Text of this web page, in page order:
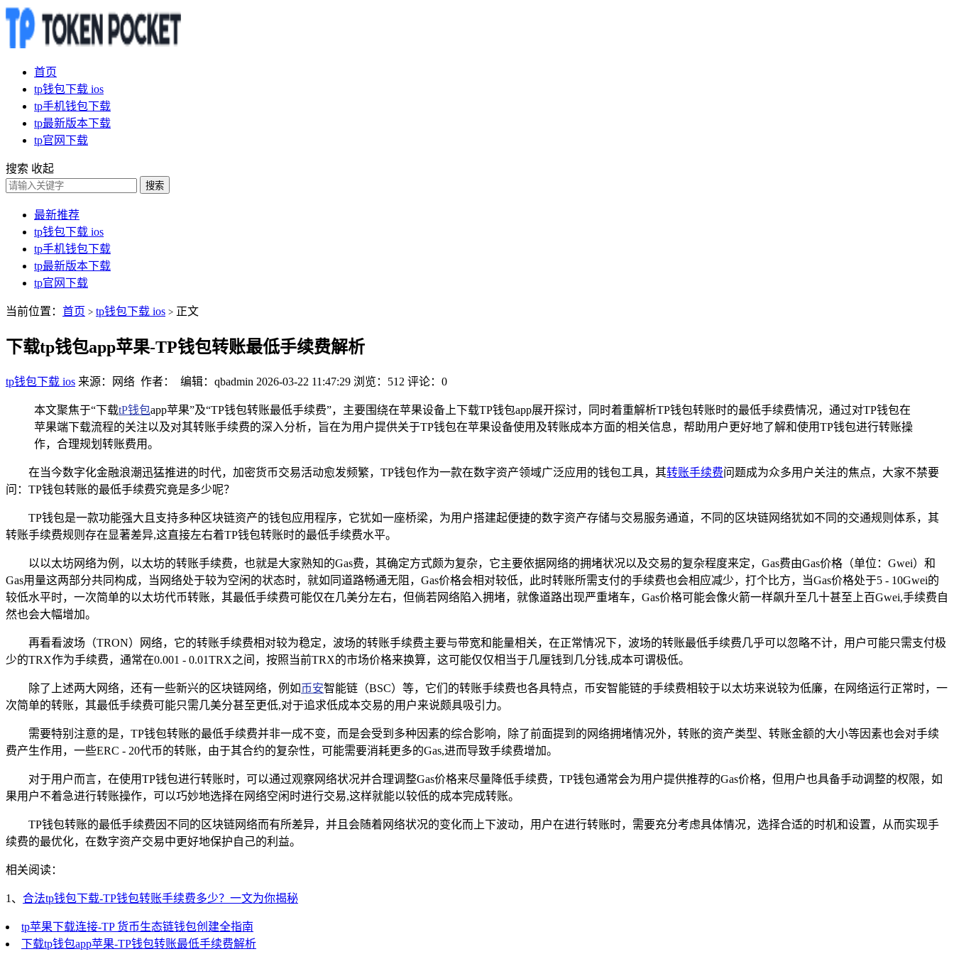
首页
tp钱包下载 ios
tp手机钱包下载
tp最新版本下载
tp官网下载
搜索 收起
搜索
最新推荐
tp钱包下载 ios
tp手机钱包下载
tp最新版本下载
tp官网下载
当前位置： 首页 > tp钱包下载 ios > 正文
下载tp钱包app苹果-TP钱包转账最低手续费解析
tp钱包下载 ios 来源：网络 作者： 编辑：qbadmin 2026-03-22 11:47:29 浏览：512 评论：0
本文聚焦于“下载tP钱包app苹果”及“TP钱包转账最低手续费”，主要围绕在苹果设备上下载TP钱包app展开探讨，同时着重解析TP钱包转账时的最低手续费情况，通过对TP钱包在
苹果端下载流程的关注以及对其转账手续费的深入分析，旨在为用户提供关于TP钱包在苹果设备使用及转账成本方面的相关信息，帮助用户更好地了解和使用TP钱包进行转账操
作，合理规划转账费用。
在当今数字化金融浪潮迅猛推进的时代，加密货币交易活动愈发频繁，TP钱包作为一款在数字资产领域广泛应用的钱包工具，其转账手续费问题成为众多用户关注的焦点，大家不禁要
问：TP钱包转账的最低手续费究竟是多少呢？
TP钱包是一款功能强大且支持多种区块链资产的钱包应用程序，它犹如一座桥梁，为用户搭建起便捷的数字资产存储与交易服务通道，不同的区块链网络犹如不同的交通规则体系，其
转账手续费规则存在显著差异,这直接左右着TP钱包转账时的最低手续费水平。
以以太坊网络为例，以太坊的转账手续费，也就是大家熟知的Gas费，其确定方式颇为复杂，它主要依据网络的拥堵状况以及交易的复杂程度来定，Gas费由Gas价格（单位：Gwei）和
Gas用量这两部分共同构成，当网络处于较为空闲的状态时，就如同道路畅通无阻，Gas价格会相对较低，此时转账所需支付的手续费也会相应减少，打个比方，当Gas价格处于5 - 10Gwei的
较低水平时，一次简单的以太坊代币转账，其最低手续费可能仅在几美分左右，但倘若网络陷入拥堵，就像道路出现严重堵车，Gas价格可能会像火箭一样飙升至几十甚至上百Gwei,手续费自
然也会大幅增加。
再看看波场（TRON）网络，它的转账手续费相对较为稳定，波场的转账手续费主要与带宽和能量相关，在正常情况下，波场的转账最低手续费几乎可以忽略不计，用户可能只需支付极
少的TRX作为手续费，通常在0.001 - 0.01TRX之间，按照当前TRX的市场价格来换算，这可能仅仅相当于几厘钱到几分钱,成本可谓极低。
除了上述两大网络，还有一些新兴的区块链网络，例如币安智能链（BSC）等，它们的转账手续费也各具特点，币安智能链的手续费相较于以太坊来说较为低廉，在网络运行正常时，一
次简单的转账，其最低手续费可能只需几美分甚至更低,对于追求低成本交易的用户来说颇具吸引力。
需要特别注意的是，TP钱包转账的最低手续费并非一成不变，而是会受到多种因素的综合影响，除了前面提到的网络拥堵情况外，转账的资产类型、转账金额的大小等因素也会对手续
费产生作用，一些ERC - 20代币的转账，由于其合约的复杂性，可能需要消耗更多的Gas,进而导致手续费增加。
对于用户而言，在使用TP钱包进行转账时，可以通过观察网络状况并合理调整Gas价格来尽量降低手续费，TP钱包通常会为用户提供推荐的Gas价格，但用户也具备手动调整的权限，如
果用户不着急进行转账操作，可以巧妙地选择在网络空闲时进行交易,这样就能以较低的成本完成转账。
TP钱包转账的最低手续费因不同的区块链网络而有所差异，并且会随着网络状况的变化而上下波动，用户在进行转账时，需要充分考虑具体情况，选择合适的时机和设置，从而实现手
续费的最优化，在数字资产交易中更好地保护自己的利益。
相关阅读：
1、 合法tp钱包下载-TP钱包转账手续费多少？一文为你揭秘
tp苹果下载连接-TP 货币生态链钱包创建全指南
下载tp钱包app苹果-TP钱包转账最低手续费解析